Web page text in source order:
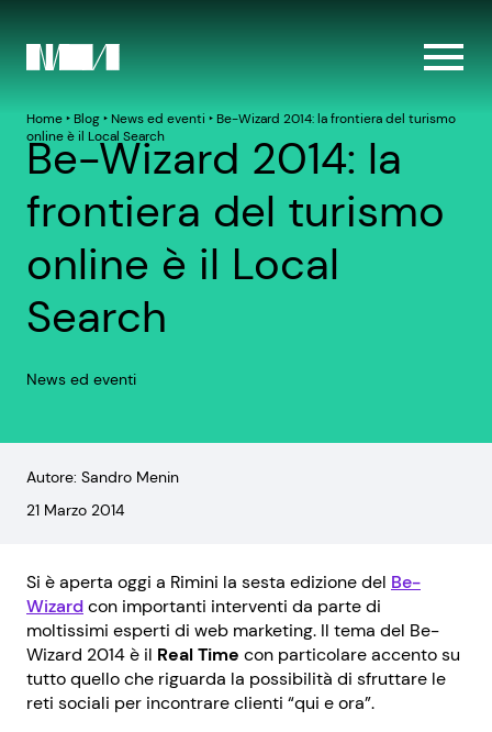
Home‣ Blog‣ News ed eventi ‣ Be-Wizard 2014: la frontiera del turismo
online è il Local Search
Be-Wizard 2014: la
frontiera del turismo
online è il Local
Search
News ed eventi
Autore: Sandro Menin
21 Marzo 2014
Si è aperta oggi a Rimini la sesta edizione del Be-
Wizardcon importanti interventi da parte di
moltissimi esperti di web marketing. Il tema del Be-
Wizard 2014 è il Real Time con particolare accento su
tutto quello che riguarda la possibilità di sfruttare le
reti sociali per incontrare clienti “qui e ora”.